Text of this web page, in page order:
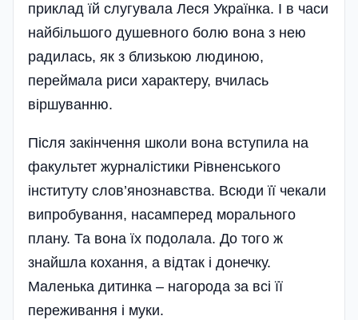
приклад їй слугувала Леся Українка. І в часи
найбільшого душевного болю вона з нею
радилась, як з близькою людиною,
переймала риси характеру, вчилась
віршуванню.
Після закінчення школи вона вступила на
факультет журналістики Рівненського
інституту слов’янознавства. Всюди її чекали
випробування, насамперед морального
плану. Та вона їх подолала. До того ж
знайшла кохання, а відтак і донечку.
Маленька дитинка – нагорода за всі її
переживання і муки.